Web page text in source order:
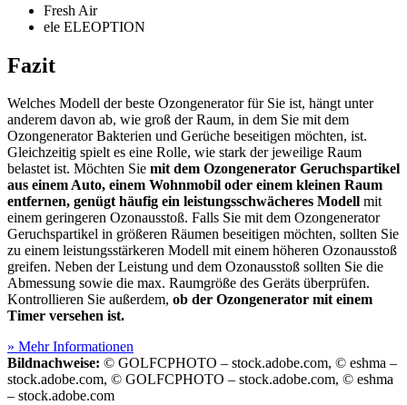
Fresh Air
ele ELEOPTION
Fazit
Welches Modell der beste Ozongenerator für Sie ist, hängt unter
anderem davon ab, wie groß der Raum, in dem Sie mit dem
Ozongenerator Bakterien und Gerüche beseitigen möchten, ist.
Gleichzeitig spielt es eine Rolle, wie stark der jeweilige Raum
belastet ist. Möchten Sie mit dem Ozongenerator Geruchspartikel
aus einem Auto, einem Wohnmobil oder einem kleinen Raum
entfernen, genügt häufig ein leistungsschwächeres Modell mit
einem geringeren Ozonausstoß. Falls Sie mit dem Ozongenerator
Geruchspartikel in größeren Räumen beseitigen möchten, sollten Sie
zu einem leistungsstärkeren Modell mit einem höheren Ozonausstoß
greifen. Neben der Leistung und dem Ozonausstoß sollten Sie die
Abmessung sowie die max. Raumgröße des Geräts überprüfen.
Kontrollieren Sie außerdem, ob der Ozongenerator mit einem
Timer versehen ist.
» Mehr Informationen
Bildnachweise: © GOLFCPHOTO – stock.adobe.com, © eshma –
stock.adobe.com, © GOLFCPHOTO – stock.adobe.com, © eshma
– stock.adobe.com